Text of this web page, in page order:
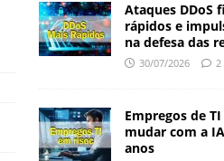
Ataques DDoS
rápidos e
na defesa das
30/07/2026 2
Empregos de
mudar com a
anos